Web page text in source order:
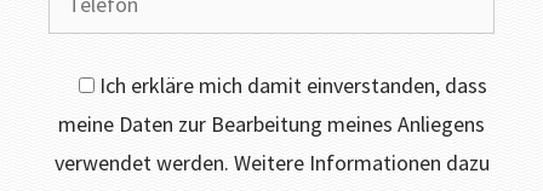
Ich erkläre mich damit einverstanden, dass
meine Daten zur Bearbeitung meines Anliegens
verwendet werden. Weitere Informationen dazu